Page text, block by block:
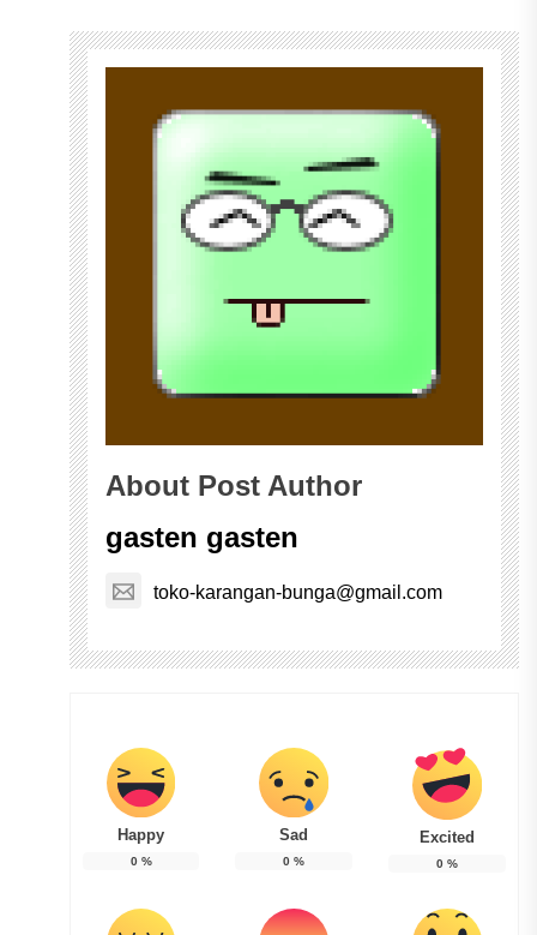
About Post Author
gasten gasten
toko-karangan-bunga@gmail.com
Happy
0%
Sad
0 %
Excited
0 %